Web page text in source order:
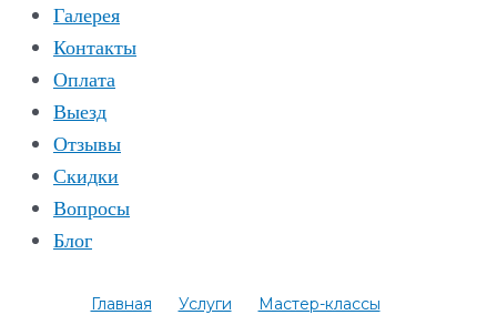
Галерея
Контакты
Оплата
Выезд
Отзывы
Скидки
Вопросы
Блог
Главная Услуги
Мастер-классы